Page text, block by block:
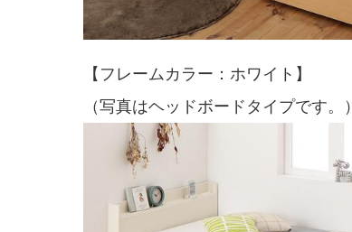
【フレームカラー：ホワイト】
（写真はヘッドボードタイプです。）